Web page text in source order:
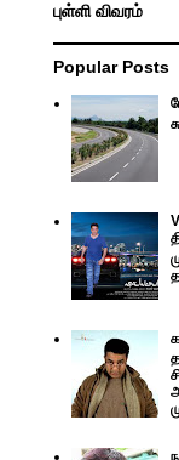
புள்ளி விவரம்
Popular Posts